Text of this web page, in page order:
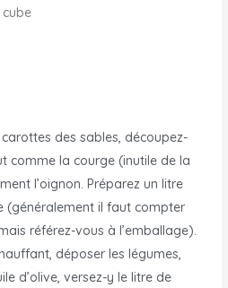
des sables, découpez-
comme la courge (inutile de la
l’oignon. Préparez un litre
(généralement il faut compter
référez-vous à l’emballage).
déposer les légumes,
d’olive, versez-y le litre de